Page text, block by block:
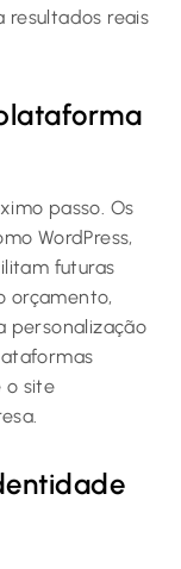
reais
passo. Os
WordPress,
futuras
orçamento,
personalização
o site